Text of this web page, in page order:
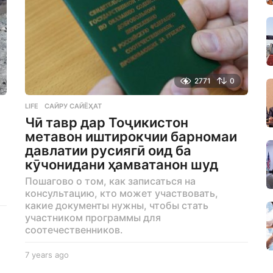
2771 0
LIFE САЙРУ САЙЁҲАТ
Чӣ тавр дар Тоҷикистон
метавон иштирокчии барномаи
давлатии русиягӣ оид ба
кӯчонидани ҳамватанон шуд
Пошагово о том, как записаться на
консультацию, кто может участвовать,
какие документы нужны, чтобы стать
участником программы для
соотечественников.
7 years ago